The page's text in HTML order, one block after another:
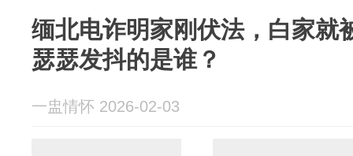
缅北电诈明家刚伏法，白家就
瑟瑟发抖的是谁？
一盅情怀 2026-02-03